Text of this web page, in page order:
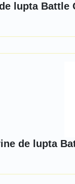
lupta Battle
de lupta